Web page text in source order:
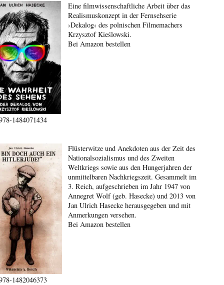
1484071434
Eine filmwissenschaftliche Arbeit über das
Realismuskonzept in der Fernsehserie
›Dekalog‹ des polnischen Filmemachers
Krzysztof Kieślowski.
Bei Amazon bestellen
1482046373
Flüsterwitze und Anekdoten aus der Zeit des
Nationalsozialismus und des Zweiten
Weltkriegs sowie aus den Hungerjahren der
unmittelbaren Nachkriegszeit. Gesammelt im
3. Reich, aufgeschrieben im Jahr 1947 von
Annegret Wolf (geb. Hasecke) und 2013 von
Jan Ulrich Hasecke herausgegeben und mit
Anmerkungen versehen.
Bei Amazon bestellen